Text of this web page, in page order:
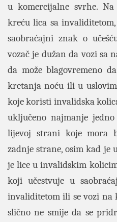
u komercijalne svrhe.
kreću lica sa
saobraćajni znak o
vozač je dužan da vozi sa
da može blagovremeno
kretanja noću ili u
koje koristi invalidska
uključeno najmanje
lijevoj strani koje mora
zadnje strane, osim kad je
je lice u invalidskim
koji učestvuje u
invaliditetom ili se vozi na
slično ne smije da se